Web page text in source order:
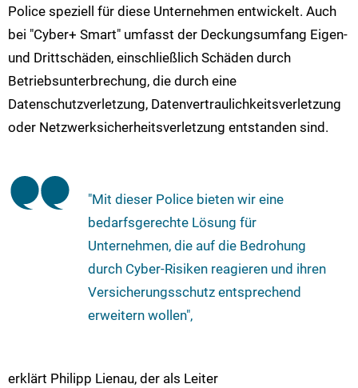
Police speziell für diese Unternehmen entwickelt. Auch
bei "Cyber+ Smart" umfasst der Deckungsumfang Eigen-
und Drittschäden, einschließlich Schäden durch
Betriebsunterbrechung, die durch eine
Datenschutzverletzung, Datenvertraulichkeitsverletzung
oder Netzwerksicherheitsverletzung entstanden sind.
"Mit dieser Police bieten wir eine
bedarfsgerechte Lösung für
Unternehmen, die auf die Bedrohung
durch Cyber-Risiken reagieren und ihren
Versicherungsschutz entsprechend
erweitern wollen",
erklärt Philipp Lienau, der als Leiter